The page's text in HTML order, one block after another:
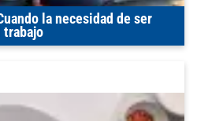
la necesidad de ser
trabajo